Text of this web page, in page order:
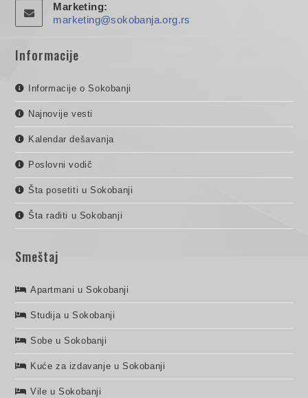
Marketing:
marketing@sokobanja.org.rs
Informacije
Informacije o Sokobanji
Najnovije vesti
Kalendar dešavanja
Poslovni vodič
Šta posetiti u Sokobanji
Šta raditi u Sokobanji
Smeštaj
Apartmani u Sokobanji
Studija u Sokobanji
Sobe u Sokobanji
Kuće za izdavanje u Sokobanji
Vile u Sokobanji